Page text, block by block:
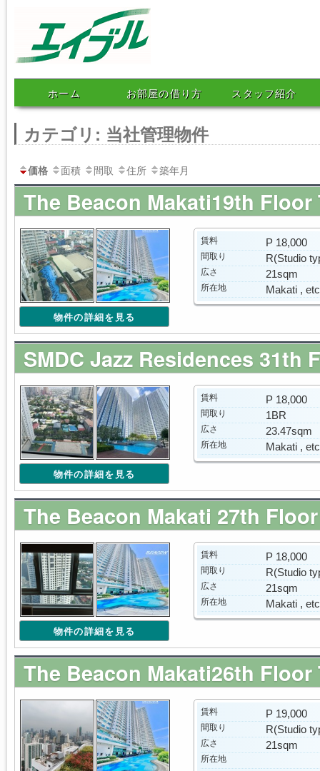
エイブルネットワークマニ
ラ ホーム お部屋の借り方 スタッフ紹介
カテゴリ: 当社管理物件
価格 面積 間取 住所 築年月
The Beacon Makati19th Floor
物件の詳細を見る
賃料 P 18,000
間取り R(Studio
広さ 21sqm
所在地 Makati , etc
SMDC Jazz Residences 31th
物件の詳細を見る
賃料 P 18,000
間取り 1BR
広さ 23.47sqm
所在地 Makati , etc
The Beacon Makati 27th
物件の詳細を見る
賃料 P 18,000
間取り R(Studio
広さ 21sqm
所在地 Makati , etc
The Beacon Makati26th Floor
賃料 P 19,000
間取り R(Studio
広さ 21sqm
所在地